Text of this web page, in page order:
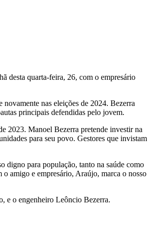
desta quarta-feira, 26, com o empresário
nas eleições de 2024. Bezerra
principais defendidas pelo jovem.
2023. Manoel Bezerra pretende investir na
para seu povo. Gestores que invistam
digno para população, tanto na saúde como
o amigo e empresário, Araújo, marca o nosso
e o engenheiro Leôncio Bezerra.